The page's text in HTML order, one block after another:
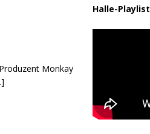
Monkay
Halle-Playlist